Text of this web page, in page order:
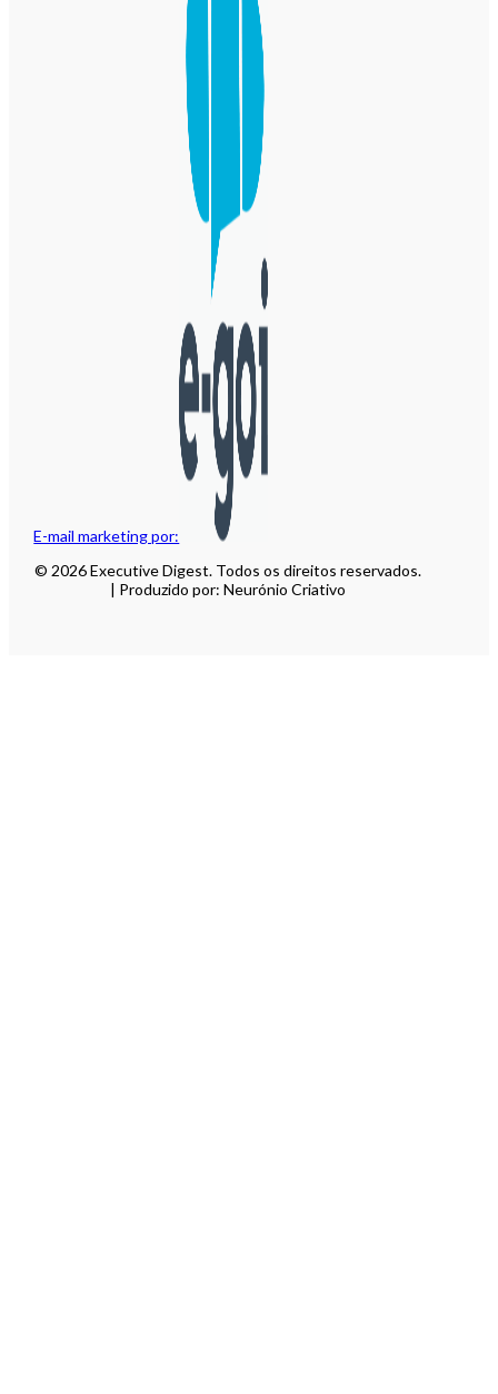
E-mail marketing por:
© 2026 Executive Digest. Todos os direitos reservados.
| Produzido por: Neurónio Criativo